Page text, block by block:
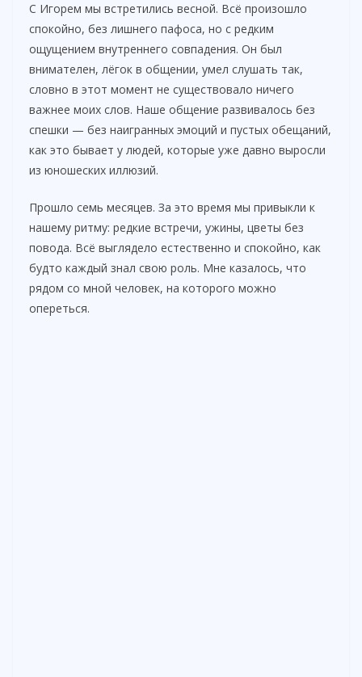
С Игорем мы встретились весной. Всё произошло
спокойно, без лишнего пафоса, но с редким
ощущением внутреннего совпадения. Он был
внимателен, лёгок в общении, умел слушать так,
словно в этот момент не существовало ничего
важнее моих слов. Наше общение развивалось без
спешки — без наигранных эмоций и пустых обещаний,
как это бывает у людей, которые уже давно выросли
из юношеских иллюзий.
Прошло семь месяцев. За это время мы привыкли к
нашему ритму: редкие встречи, ужины, цветы без
повода. Всё выглядело естественно и спокойно, как
будто каждый знал свою роль. Мне казалось, что
рядом со мной человек, на которого можно
опереться.